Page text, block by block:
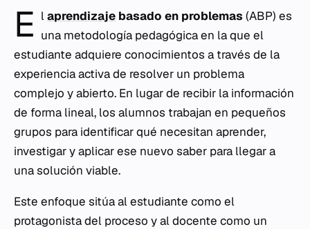
E laprendizaje basado en problemas (ABP) es
una metodología pedagógica en la que el
estudiante adquiere conocimientos a través de la
experiencia activa de resolver un problema
complejo y abierto. En lugar de recibir la información
de forma lineal, los alumnos trabajan en pequeños
grupos para identificar qué necesitan aprender,
investigar y aplicar ese nuevo saber para llegar a
una solución viable.
Este enfoque sitúa al estudiante como el
protagonista del proceso y al docente como un